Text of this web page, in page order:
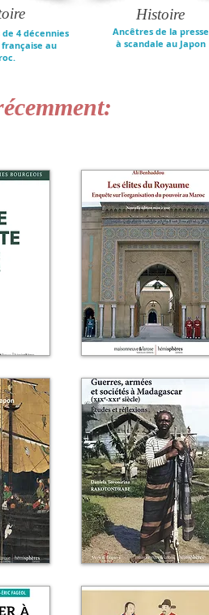
4 décennies
au
Histoire
Ancêtres de la presse
à scandale au Japon